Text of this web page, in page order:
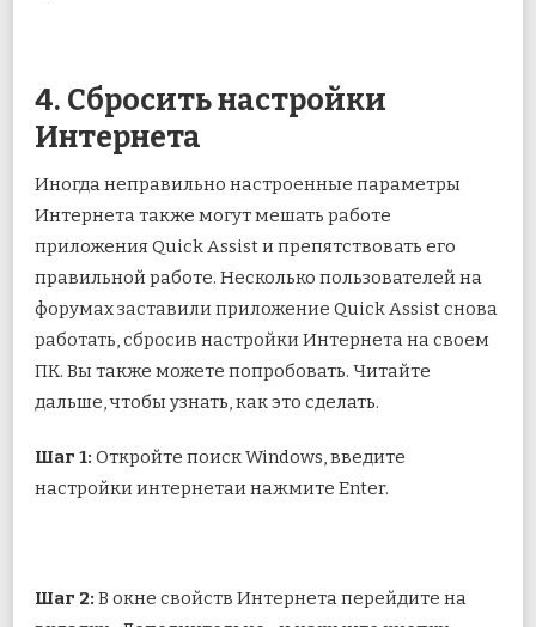
4. Сбросить настройки
Интернета
Иногда неправильно настроенные параметры
Интернета также могут мешать работе
приложения Quick Assist и препятствовать его
правильной работе. Несколько пользователей на
форумах заставили приложение Quick Assist снова
работать, сбросив настройки Интернета на своем
ПК. Вы также можете попробовать. Читайте
дальше, чтобы узнать, как это сделать.
Шаг 1: Откройте поиск Windows, введите
настройки интернетаи нажмите Enter.
Шаг 2: В окне свойств Интернета перейдите на